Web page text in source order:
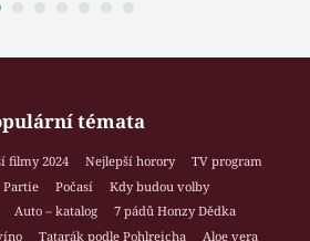
témata
filmy 2024 Nejlepší horory
TV program
Partie Počasí
Kdy budou volby
Auto – katalog
7 pádů Honzy Dědka
Tatarák podle Pohlreicha
Aloe vera